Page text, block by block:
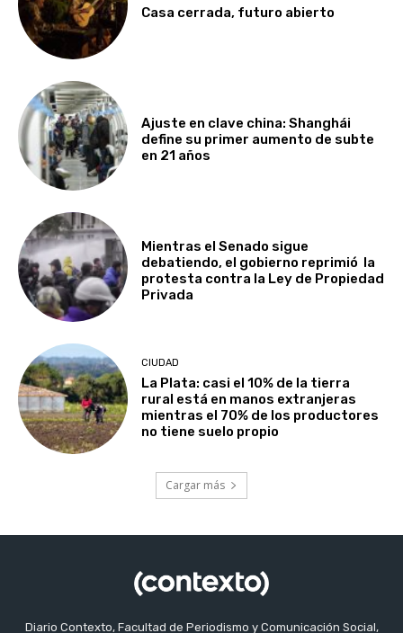
Casa cerrada, futuro abierto
Ajuste en clave china: Shanghái
define su primer aumento de subte
en 21 años
Mientras el Senado sigue
debatiendo, el gobierno reprimió la
protesta contra la Ley de Propiedad
Privada
CIUDAD
La Plata: casi el 10% de la tierra
rural está en manos extranjeras
mientras el 70% de los productores
no tiene suelo propio
Cargar más
Diario Contexto, Facultad de Periodismo y Comunicación Social,